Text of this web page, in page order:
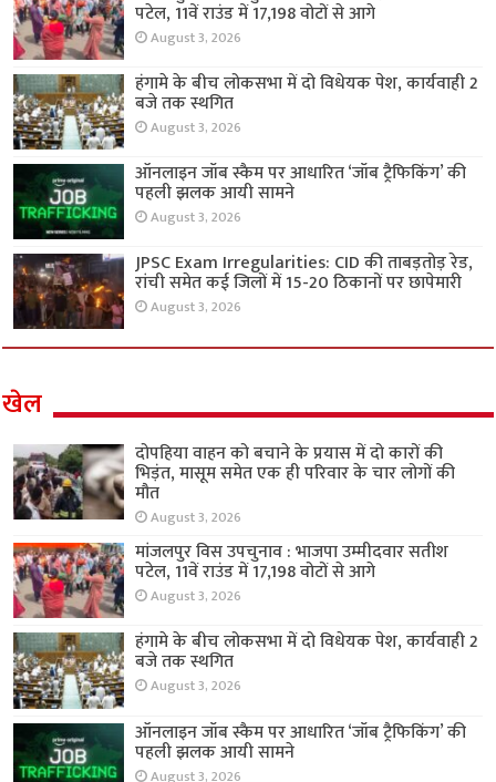
पटेल, 11वें राउंड में 17,198 वोटों से आगे
August 3, 2026
हंगामे के बीच लोकसभा में दो विधेयक पेश, कार्यवाही 2
बजे तक स्थगित
August 3, 2026
ऑनलाइन जॉब स्कैम पर आधारित ‘जॉब ट्रैफिकिंग’ की
पहली झलक आयी सामने
August 3, 2026
JPSC Exam Irregularities: CID की ताबड़तोड़ रेड,
रांची समेत कई जिलों में 15-20 ठिकानों पर छापेमारी
August 3, 2026
खेल
दोपहिया वाहन को बचाने के प्रयास में दो कारों की
भिड़ंत, मासूम समेत एक ही परिवार के चार लोगों की
मौत
August 3, 2026
मांजलपुर विस उपचुनाव : भाजपा उम्मीदवार सतीश
पटेल, 11वें राउंड में 17,198 वोटों से आगे
August 3, 2026
हंगामे के बीच लोकसभा में दो विधेयक पेश, कार्यवाही 2
बजे तक स्थगित
August 3, 2026
ऑनलाइन जॉब स्कैम पर आधारित ‘जॉब ट्रैफिकिंग’ की
पहली झलक आयी सामने
August 3, 2026